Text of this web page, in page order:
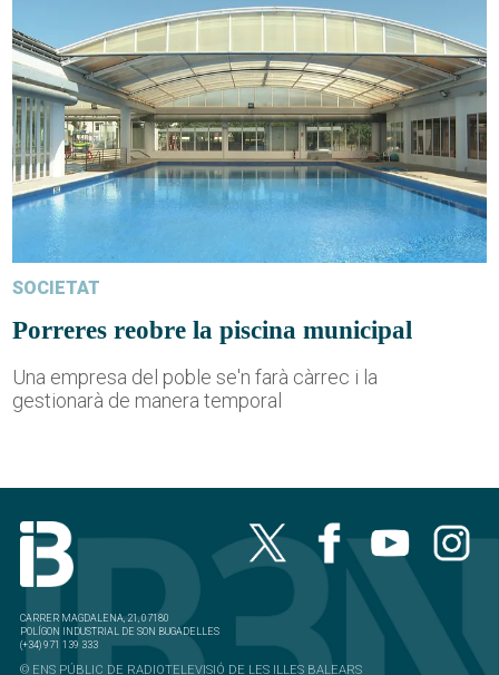
SOCIETAT
Porreres reobre la piscina municipal
Una empresa del poble se'n farà càrrec i la
gestionarà de manera temporal
CARRER MAGDALENA, 21, 07180
POLÍGON INDUSTRIAL DE SON BUGADELLES
(+34) 971 139 333
© ENS PÚBLIC DE RADIOTELEVISIÓ DE LES ILLES BALEARS